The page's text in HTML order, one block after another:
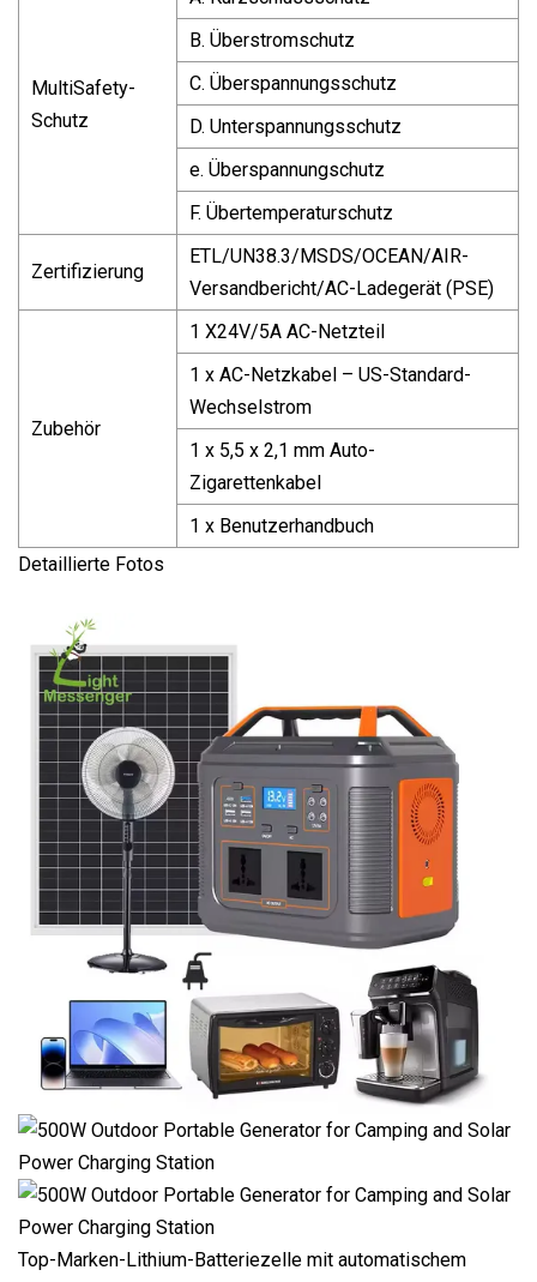
MultiSafety-
Schutz
B. Überstromschutz
C. Überspannungsschutz
D. Unterspannungsschutz
e. Überspannungschutz
F. Übertemperaturschutz
Zertifizierung
ETL/UN38.3/MSDS/OCEAN/AIR-
Versandbericht/AC-Ladegerät (PSE)
Zubehör
1 X24V/5A AC-Netzteil
1 x AC-Netzkabel – US-Standard-
Wechselstrom
1 x 5,5 x 2,1 mm Auto-
Zigarettenkabel
1 x Benutzerhandbuch
Detaillierte Fotos
Top-Marken-Lithium-Batteriezelle mit automatischem